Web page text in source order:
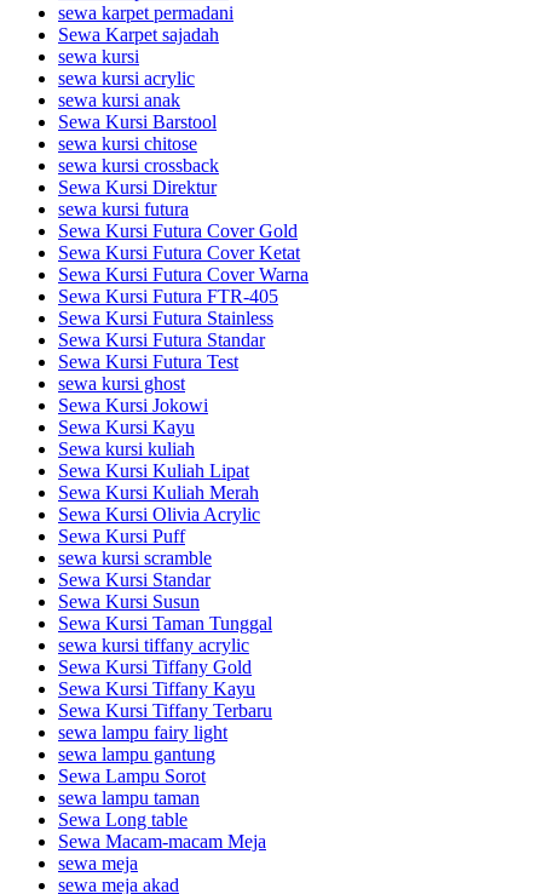
sewa karpet permadani
Sewa Karpet sajadah
sewa kursi
sewa kursi acrylic
sewa kursi anak
Sewa Kursi Barstool
sewa kursi chitose
sewa kursi crossback
Sewa Kursi Direktur
sewa kursi futura
Sewa Kursi Futura Cover Gold
Sewa Kursi Futura Cover Ketat
Sewa Kursi Futura Cover Warna
Sewa Kursi Futura FTR-405
Sewa Kursi Futura Stainless
Sewa Kursi Futura Standar
Sewa Kursi Futura Test
sewa kursi ghost
Sewa Kursi Jokowi
Sewa Kursi Kayu
Sewa kursi kuliah
Sewa Kursi Kuliah Lipat
Sewa Kursi Kuliah Merah
Sewa Kursi Olivia Acrylic
Sewa Kursi Puff
sewa kursi scramble
Sewa Kursi Standar
Sewa Kursi Susun
Sewa Kursi Taman Tunggal
sewa kursi tiffany acrylic
Sewa Kursi Tiffany Gold
Sewa Kursi Tiffany Kayu
Sewa Kursi Tiffany Terbaru
sewa lampu fairy light
sewa lampu gantung
Sewa Lampu Sorot
sewa lampu taman
Sewa Long table
Sewa Macam-macam Meja
sewa meja
sewa meja akad